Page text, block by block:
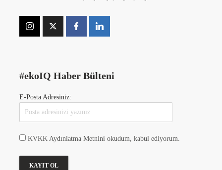
#ekoIQ Haber Bülteni
E-Posta Adresiniz:
KVKK Aydınlatma Metnini okudum, kabul ediyorum.